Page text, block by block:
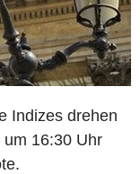
Indizes drehen
16:30 Uhr